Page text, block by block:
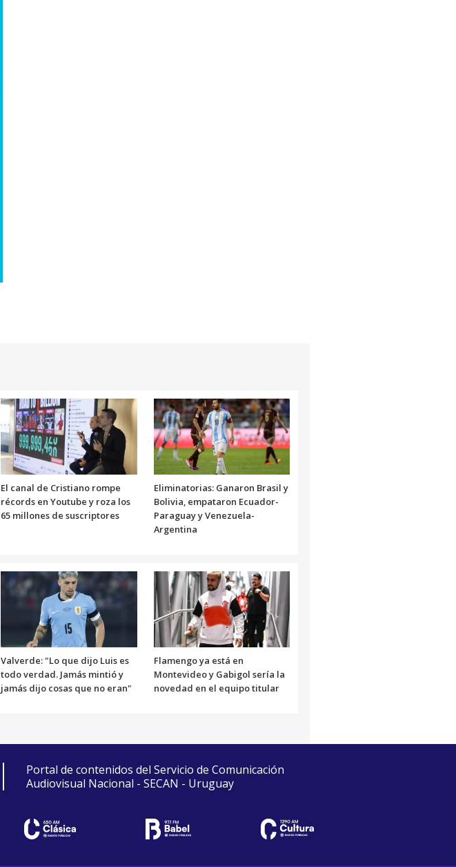
El canal de Cristiano rompe
récords en Youtube y roza los
65 millones de suscriptores
Eliminatorias: Ganaron Brasil y
Bolivia, empataron Ecuador-
Paraguay y Venezuela-
Argentina
Valverde: "Lo que dijo Luis es
todo verdad. Jamás mintió y
jamás dijo cosas que no eran"
Flamengo ya está en
Montevideo y Gabigol sería la
novedad en el equipo titular
Portal de contenidos del Servicio de Comunicación
Audiovisual Nacional - SECAN - Uruguay